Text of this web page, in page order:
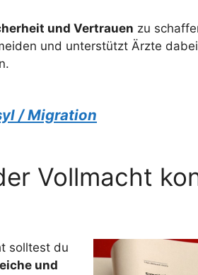
und Vertrauen zu
und unterstützt Ärzte
/ Migration
Vollmacht
solltest du
und